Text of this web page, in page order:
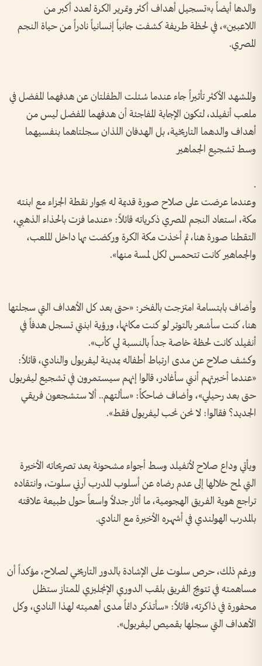
والدها أيضاً بـ«تسجيل أهداف أكثر وتمرير الكرة لعدد أكبر من
اللاعبين»، في لحظة طريفة كشفت جانباً إنسانياً نادراً من حياة النجم
المصري.
والمشهد الأكثر تأثيراً جاء عندما سُئلت الطفلتان عن هدفهما المفضل في
ملعب أنفيلد، لتكون الإجابة المفاجئة أن هدفهما المفضل ليس من
أهداف والدهما التاريخية، بل الهدفان اللذان سجلتاهما بنفسيهما
وسط تشجيع الجماهير
.
وعندما عرضت على صلاح صورة قديمة له بجوار نقطة الجزاء مع ابنته
مكة، استعاد النجم المصري ذكرياته قائلاً: «عندما فزت بالحذاء الذهبي،
التقطنا صورة هنا، ثم أخذت مكة الكرة وركضت بها داخل الملعب،
والجماهير كانت تتحمس لكل لمسة منها».
وأضاف بابتسامة امتزجت بالفخر: «حتى بعد كل الأهداف التي سجلتها
هنا، كنت سأشعر بالتوتر لو كنت مكانها، ورؤية ابنتي تسجل هدفاً في
أنفيلد كانت لحظة خاصة جداً بالنسبة لي كأب».
وكشف صلاح عن مدى ارتباط أطفاله بمدينة ليفربول والنادي، قائلاً:
«عندما أخبرتهم أنني سأغادر، قالوا إنهم سيستمرون في تشجيع ليفربول
حتى بعد رحيلي»، وأضاف ضاحكاً: «سألتهم.. ألا ستشجعون فريقي
الجديد؟ فقالوا: لا نحن نحب ليفربول فقط».
ويأتي وداع صلاح لأنفيلد وسط أجواء مشحونة بعد تصريحاته الأخيرة
التي لمح خلالها إلى عدم رضاه عن أسلوب المدرب آرني سلوت، وانتقاده
تراجع هوية الفريق الهجومية، ما أثار جدلاً واسعاً حول طبيعة علاقته
بالمدرب الهولندي في أشهره الأخيرة مع النادي.
ورغم ذلك، حرص سلوت على الإشادة بالدور التاريخي لصلاح، مؤكداً أن
مساهمته في تتويج الفريق بلقب الدوري الإنجليزي الممتاز ستظل
محفورة في ذاكرته، قائلاً: «سأتذكر دائماً مدى أهميته لهذا النادي، وكل
الأهداف التي سجلها بقميص ليفربول».